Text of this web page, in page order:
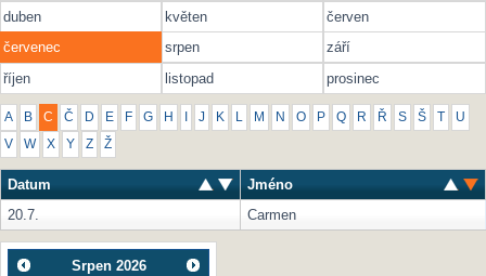
duben
květen
červen
červenec
srpen
září
říjen
listopad prosinec
A B C Č D E F G H J K L M N O P Q R Ř S Š U
V W X Y Z Ž
Datum
Jméno
20.7.
Carmen
Srpen 2026